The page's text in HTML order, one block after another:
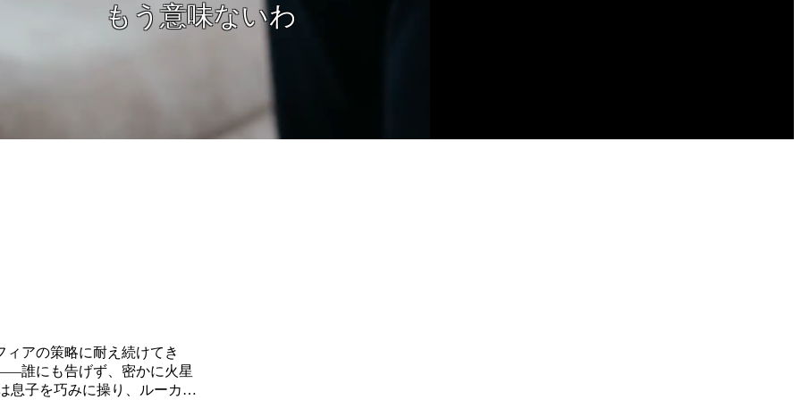
アの策略に耐え続けてき
誰にも告げず、密かに火星
息子を巧みに操り、ルーカス